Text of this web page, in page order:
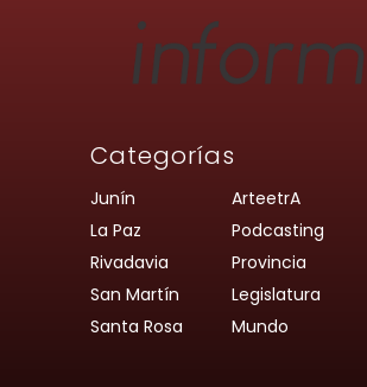
Categorías
Junín
La Paz
Rivadavia
San Martín
Santa Rosa
ArteetrA
Podcasting
Provincia
Legislatura
Mundo